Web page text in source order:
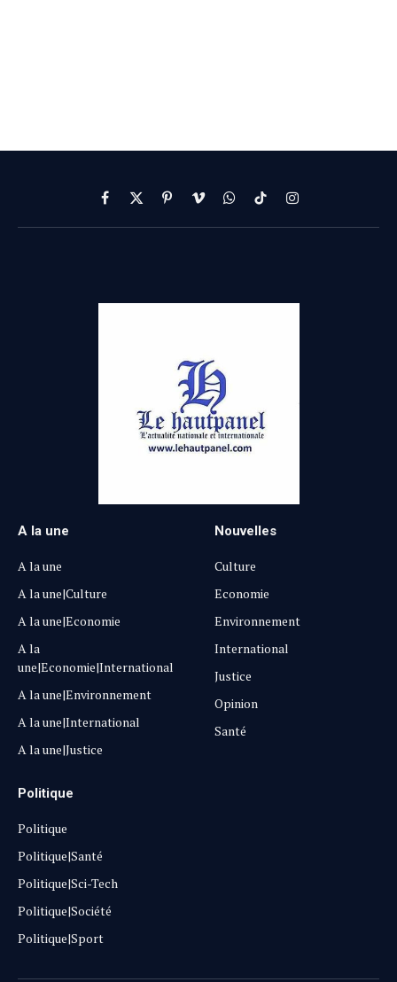
Facebook
X
(Twitter)
PinterestVimeoWhatsApp
TikTokInstagram
A la une
A la une
A la une|Culture
A la une|Economie
A la
une|Economie|International
A la une|Environnement
A la une|International
A la une|Justice
Nouvelles
Culture
Economie
Environnement
International
Justice
Opinion
Santé
Politique
Politique
Politique|Santé
Politique|Sci-Tech
Politique|Société
Politique|Sport